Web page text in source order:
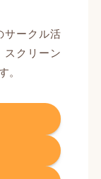
サークル活
スクリーン
。